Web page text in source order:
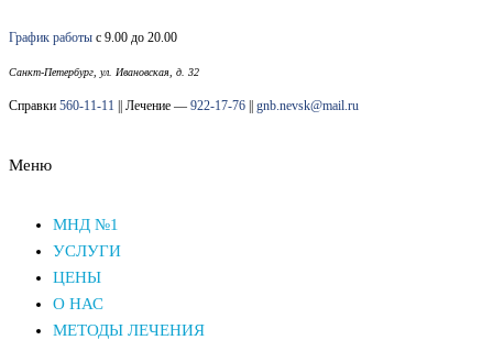
к
содержимому
График работы с 9.00 до 20.00
Санкт-Петербург, ул. Ивановская, д. 32
Справки 560-11-11 || Лечение — 922-17-76 gnb.nevsk@mail.ru
Меню
МНД №1
УСЛУГИ
ЦЕНЫ
О НАС
МЕТОДЫ ЛЕЧЕНИЯ